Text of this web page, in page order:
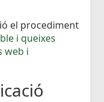
el procediment
i queixes
web i